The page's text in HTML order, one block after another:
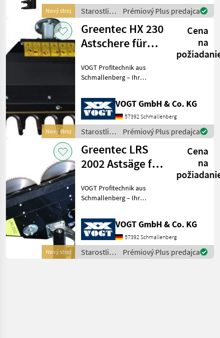
Nový stroj
100 Servicepartner in
Deutsch
Starostlivosť
o stromy /
Greentec
Prémiový Plus predajca
Nový stroj
Greentec HX 230
Astschere für
/Radlader
/Traktor
Cena
na
VOGT Profitechnik aus
Schmallenberg – Ihr
professionelle
Landschaftspflegetechnik =
Mehrere VOGT-Standorte +
100 Servicepartner in
Deutsch
VOGT GmbH & Co. KG
57392 Schmallenberg
Starostlivosť
o stromy /
Greentec
Prémiový Plus predajca
Nový stroj
Greentec LRS
2002 Astsäge für
/Radlader
/Traktor
Cena
na
VOGT Profitechnik aus
Schmallenberg – Ihr
professionelle
Landschaftspflegetechnik =
Mehrere VOGT-Standorte +
100 Servicepartner in
Deutsch
VOGT GmbH & Co. KG
57392 Schmallenberg
Starostlivosť
o stromy /
Prémiový Plus predajca